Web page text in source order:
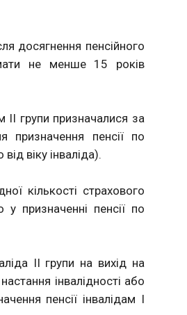
досягнення пенсійного
мати не менше 15 років
ІІ групи призначалися за
призначення пенсії по
віку інваліда).
кількості страхового
призначенні пенсії по
ІІ групи на вихід на
інвалідності або
пенсії інвалідам І